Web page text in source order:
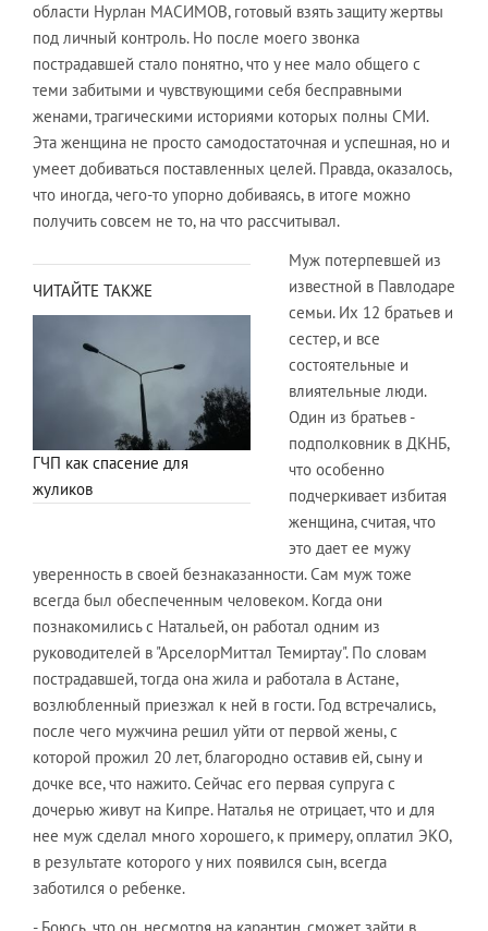
области Нурлан МАСИМОВ, готовый взять защиту жертвы
под личный контроль. Но после моего звонка
пострадавшей стало понятно, что у нее мало общего с
теми забитыми и чувствующими себя бесправными
женами, трагическими историями которых полны СМИ.
Эта женщина не просто самодостаточная и успешная, но и
умеет добиваться поставленных целей. Правда, оказалось,
что иногда, чего-то упорно добиваясь, в итоге можно
получить совсем не то, на что рассчитывал.
ЧИТАЙТЕ ТАКЖЕ
ГЧП как спасение для
жуликов
Муж потерпевшей из
известной в Павлодаре
семьи. Их 12 братьев и
сестер, и все
состоятельные и
влиятельные люди.
Один из братьев -
подполковник в ДКНБ,
что особенно
подчеркивает избитая
женщина, считая, что
это дает ее мужу
уверенность в своей безнаказанности. Сам муж тоже
всегда был обеспеченным человеком. Когда они
познакомились с Натальей, он работал одним из
руководителей в "АрселорМиттал Темиртау". По словам
пострадавшей, тогда она жила и работала в Астане,
возлюбленный приезжал к ней в гости. Год встречались,
после чего мужчина решил уйти от первой жены, с
которой прожил 20 лет, благородно оставив ей, сыну и
дочке все, что нажито. Сейчас его первая супруга с
дочерью живут на Кипре. Наталья не отрицает, что и для
нее муж сделал много хорошего, к примеру, оплатил ЭКО,
в результате которого у них появился сын, всегда
заботился о ребенке.